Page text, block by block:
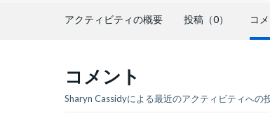
アクティビティの概要 投稿（0） コ
コメント
Sharyn Cassidyによる最近のアクティビティへの